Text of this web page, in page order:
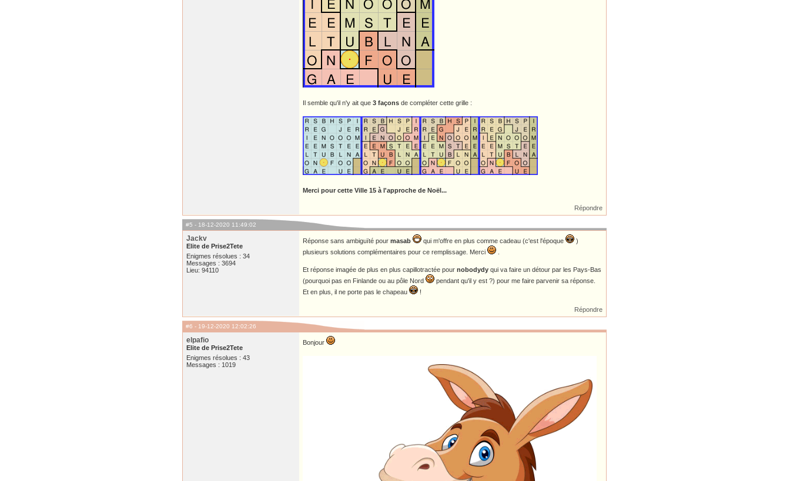
Il semble qu'il n'y ait que 3 façons de compléter cette grille :
Merci pour cette Ville 15 à l'approche de Noël...
Répondre
#5 - 18-12-2020 11:49:02
Jackv
Elite de Prise2Tete
Enigmes résolues : 34
Messages : 3694
Lieu: 94110
Réponse sans ambiguïté pour masab qui m'offre en plus comme cadeau (c'est l'époque
)
plusieurs solutions complémentaires pour ce remplissage. Merci
Et réponse imagée de plus en plus capillotractée pour nobodydy qui va faire un détour par les Pays-Bas
(pourquoi pas en Finlande ou au pôle Nord
pendant qu'il y est ?) pour me faire parvenir sa réponse.
Et en plus, il ne porte pas le chapeau
!
Répondre
#6 - 19-12-2020 12:02:26
elpafio
Elite de Prise2Tete
Enigmes résolues : 43
Messages : 1019
Bonjour